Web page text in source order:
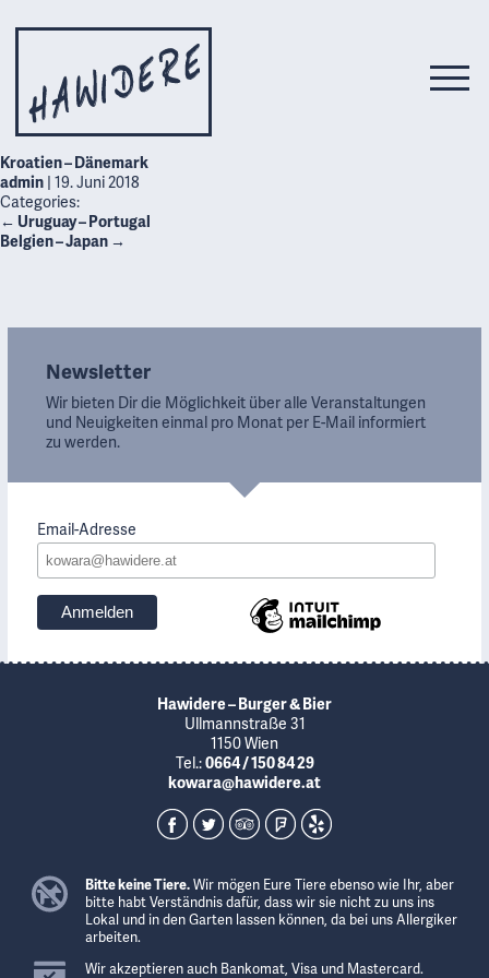
Kroatien – Dänemark
admin | 19. Juni 2018
Categories:
← Uruguay – Portugal
Belgien – Japan →
Newsletter
Wir bieten Dir die Möglichkeit über alle Veranstaltungen
und Neuigkeiten einmal pro Monat per E-Mail informiert
zu werden.
Email-Adresse
Hawidere – Burger & Bier
Ullmannstraße 31
1150 Wien
Tel.:0664 / 150 84 29
kowara@hawidere.at
Bitte keine Tiere.Wir mögen Eure Tiere ebenso wie Ihr, aber
bitte habt Verständnis dafür, dass wir sie nicht zu uns ins
Lokal und in den Garten lassen können, da bei uns Allergiker
arbeiten.
Wir akzeptieren auch Bankomat, Visa und Mastercard.